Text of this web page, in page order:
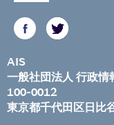
AIS
一般社団法人 行政情
100-0012
東京都千代田区日